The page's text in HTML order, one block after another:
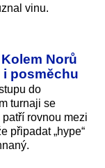
vinu.
Norů
i posměchu
do
turnaji se
rovnou mezi
připadat „hype“